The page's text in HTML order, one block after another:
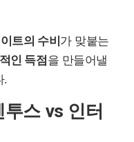
트의 수비 가 맞붙는
인 득점을 만들어낼
.
스 vs 인터